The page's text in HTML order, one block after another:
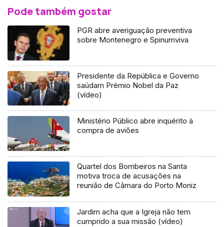
Pode também gostar
PGR abre averiguação preventiva
sobre Montenegro e Spinumviva
Presidente da República e Governo
saúdam Prémio Nobel da Paz
(vídeo)
Ministério Público abre inquérito à
compra de aviões
Quartel dos Bombeiros na Santa
motiva troca de acusações na
reunião de Câmara do Porto Moniz
Jardim acha que a Igreja não tem
cumprido a sua missão (vídeo)